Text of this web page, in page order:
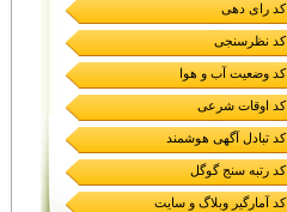
کد رای دهی
کد نظرسنجی
کد وضعیت آب و هوا
کد اوقات شرعی
کد تبادل آگهی هوشمند
کد رتبه سنج گوگل
کد آمارگیر وبلاگ و سایت